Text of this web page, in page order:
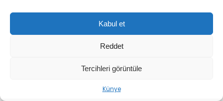
Kabul et
Reddet
Tercihleri görüntüle
Künye
Kılıçdaroğlu’ndan Gençlik ‘Terörsüz Türkiye’
Akamete Uğramaması